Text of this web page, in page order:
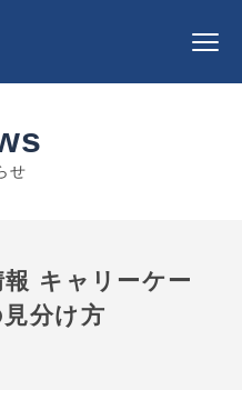
せ
キャリーケー
分け方